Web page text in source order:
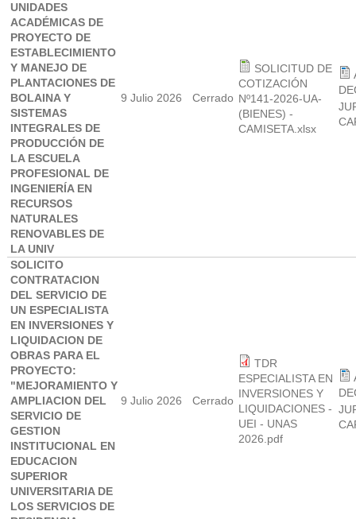
UNIDADES
ACADÉMICAS DE
PROYECTO DE
ESTABLECIMIENTO
Y MANEJO DE
PLANTACIONES DE
BOLAINA Y
SISTEMAS
INTEGRALES DE
PRODUCCIÓN DE
LA ESCUELA
PROFESIONAL DE
INGENIERÍA EN
RECURSOS
NATURALES
RENOVABLES DE
LA UNIV
9 Julio 2026 Cerrado
SOLICITUD DE
COTIZACIÓN
Nº141-2026-UA-
(BIENES) -
CAMISETA.xlsx
SOLICITO
CONTRATACION
DEL SERVICIO DE
UN ESPECIALISTA
EN INVERSIONES Y
LIQUIDACION DE
OBRAS PARA EL
PROYECTO:
"MEJORAMIENTO Y
AMPLIACION DEL
SERVICIO DE
GESTION
INSTITUCIONAL EN
EDUCACION
SUPERIOR
UNIVERSITARIA DE
LOS SERVICIOS DE
9 Julio 2026 Cerrado
TDR
ESPECIALISTA EN
INVERSIONES Y
LIQUIDACIONES -
UEI - UNAS
2026.pdf